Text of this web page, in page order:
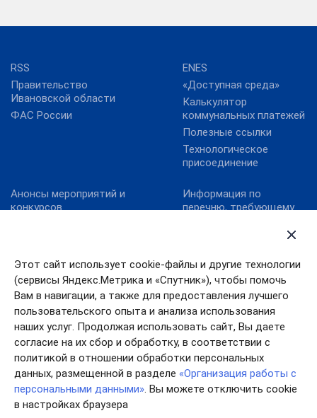
Этот сайт использует cookie-файлы и другие технологии
(сервисы Яндекс.Метрика и «Спутник»), чтобы помочь
Вам в навигации, а также для предоставления лучшего
пользовательского опыта и анализа использования
наших услуг. Продолжая использовать сайт, Вы даете
согласие на их сбор и обработку, в соответствии с
политикой в отношении обработки персональных
данных, размещенной в разделе «Организация работы с
персональными данными». Вы можете отключить cookie
в настройках браузера
RSS
Правительство
Ивановской области
ФАС России
ENES
«Доступная среда»
Калькулятор
коммунальных платежей
Полезные ссылки
Технологическое
присоединение
Анонсы мероприятий и
конкурсов
энергосбережения и
повышения
энергоэффективности.
Новости
Информация по
перечню, требующему
Ивановской области от
13.10.2011№ 316-п
Конкурс «МедиаТЭК»